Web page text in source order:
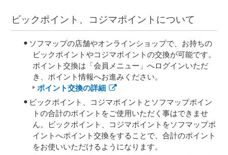
ビックポイント、コジマポイントについて
ソフマップの店舗やオンラインショップで、お持ちの
ビックポイントやコジマポイントの交換が可能です。
ポイント交換は「会員メニュー」へログインいただ
き、ポイント情報へお進みください。
ポイント交換の詳細
ビックポイント、コジマポイントとソフマップポイン
トの合計のポイントをご使用いただく事はできませ
ん。ビックポイント、コジマポイントをソフマップポ
イントへポイント交換をすることで、合計のポイント
をお使いいただけるようになります。